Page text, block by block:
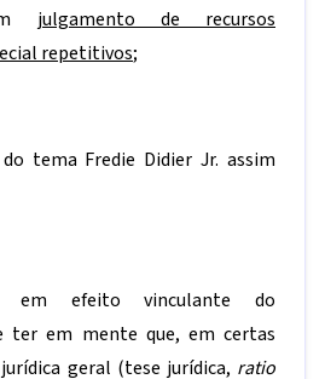
julgamento de recursos
repetitivos;
tema Fredie Didier Jr. assim
em efeito vinculante do
ter em mente que, em certas
geral (tese jurídica, ratio